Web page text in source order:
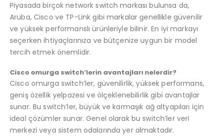
Piyasada birçok network switch markası bulunsa da,
Aruba, Cisco ve TP-Link gibi markalar genellikle güvenilir
ve yüksek performanslı ürünleriyle bilinir. En iyi markayı
seçerken ihtiyaçlarınıza ve bütçenize uygun bir model
tercih etmek önemlidir.
Cisco omurga switch’lerin avantajları nelerdir?
Cisco omurga switch’ler, güvenilirlik, yüksek performans,
geniş özellik yelpazesi ve ölçeklenebilirlik gibi avantajlar
sunar. Bu switch’ler, büyük ve karmaşık ağ altyapıları için
ideal çözümler sunar. Genel olarak bu switch’ler veri
merkezi veya sistem odalarında yer almaktadır.